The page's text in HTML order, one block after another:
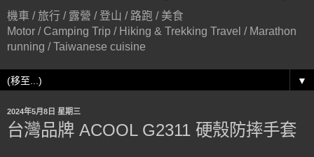
機車 / 旅行 / 露營 / 登山 / 路跑 / 美食
Motor / Camping Trip / Hiking & Trekking Travel / Marathon
running / Taiwanese cuisine
▼
2024年5月8日 星期三
台灣品牌 ACOOL G2311 硬殼防摔手套